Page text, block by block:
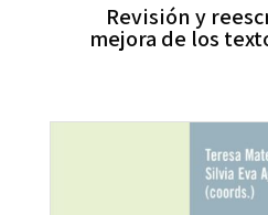
Revisión y
mejora de los